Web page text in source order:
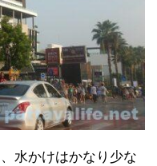
水かけはかなり少な